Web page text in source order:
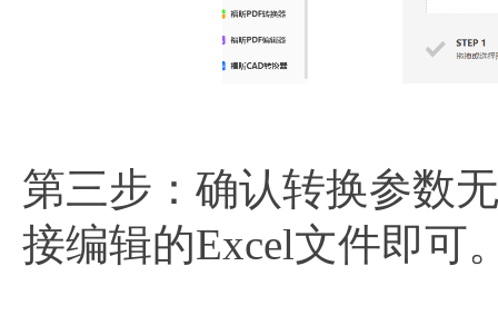
第三步：确认转换参数
接编辑的Excel文件即可